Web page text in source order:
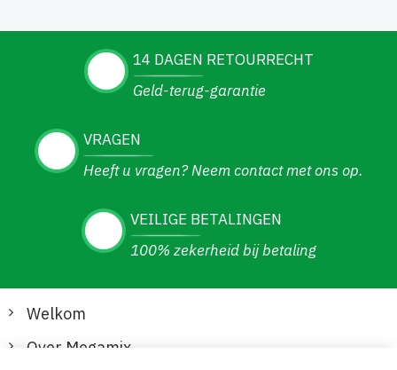
14 DAGEN RETOURRECHT
Geld-terug-garantie
VRAGEN
Heeft u vragen? Neem contact met ons op.
VEILIGE BETALINGEN
100% zekerheid bij betaling
Welkom
Over Megamix